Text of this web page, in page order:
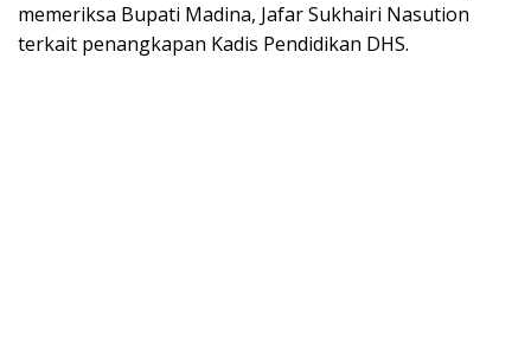
memeriksa Bupati Madina, Jafar Sukhairi Nasution
terkait penangkapan Kadis Pendidikan DHS.